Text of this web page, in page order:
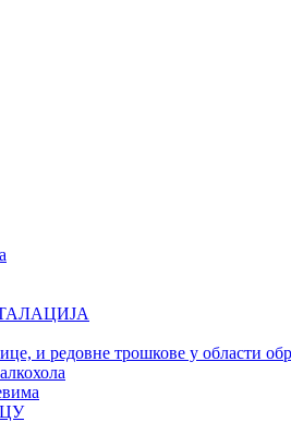
и редовне трошкове у области